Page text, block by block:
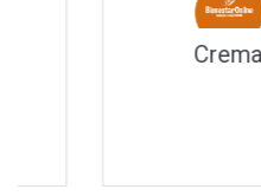
Crema Baba